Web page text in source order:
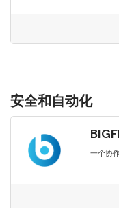
安全和自动化
一个协